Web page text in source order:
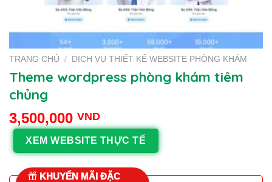
TRANG CHỦ / DỊCH VỤ THIẾT KẾ WEBSITE PHÒNG KHÁM
Theme wordpress phòng khám tiêm
chủng
3,500,000 VND
XEM WEBSITE THỰC TẾ
KHUYẾN MÃI ĐẶC